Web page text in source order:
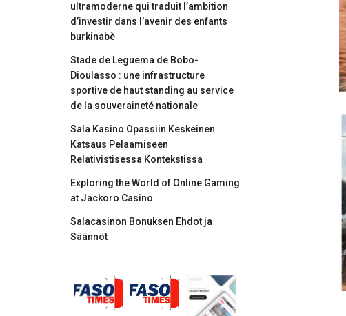
ultramoderne qui traduit l’ambition
d’investir dans l’avenir des enfants
burkinabè
Stade de Leguema de Bobo-
Dioulasso : une infrastructure
sportive de haut standing au service
de la souveraineté nationale
Sala Kasino Opassiin Keskeinen
Katsaus Pelaamiseen
Relativistisessa Kontekstissa
Exploring the World of Online Gaming
at Jackoro Casino
Salacasinon Bonuksen Ehdot ja
Säännöt